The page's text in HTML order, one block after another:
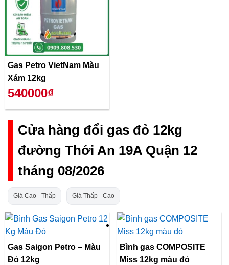
Gas Petro VietNam Màu
Xám 12kg
540000₫
Cửa hàng đổi gas đỏ 12kg
đường Thới An 19A Quận 12
tháng 08/2026
Giá Cao - Thấp Giá Thấp - Cao
Gas Saigon Petro – Màu
Đỏ 12kg
Bình gas COMPOSITE
Miss 12kg màu đỏ